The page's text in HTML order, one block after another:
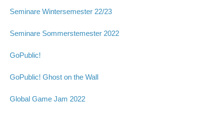
Seminare Wintersemester 22/23
Seminare Sommerstemester 2022
GoPublic!
GoPublic! Ghost on the Wall
Global Game Jam 2022